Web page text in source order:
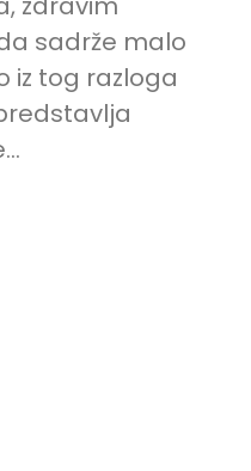
sadrže malo
iz tog razloga